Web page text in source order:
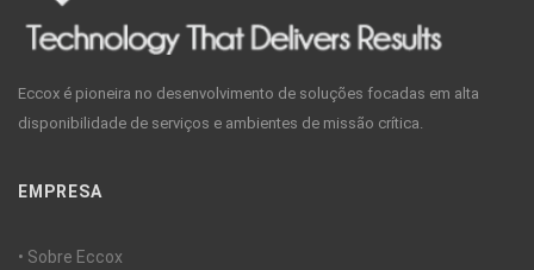
Eccox é pioneira no desenvolvimento de soluções focadas em alta
disponibilidade de serviços e ambientes de missão crítica.
EMPRESA
• Sobre Eccox